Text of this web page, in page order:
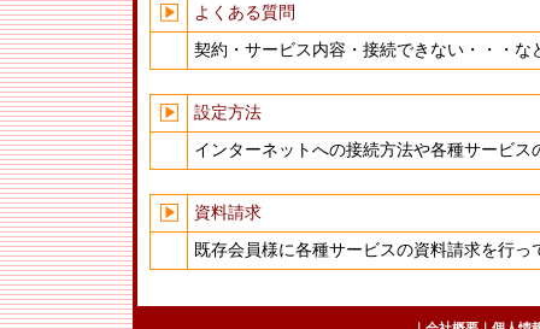
よくある質問
契約・サービス内容・接続できない・・・
設定方法
インターネットへの接続方法や各種サービ
資料請求
既存会員様に各種サービスの資料請求を行っ